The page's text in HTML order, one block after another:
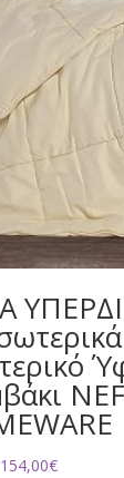
154,00€